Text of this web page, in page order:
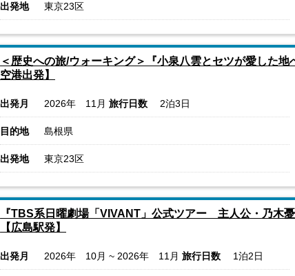
出発地 東京23区
＜歴史への旅/ウォーキング＞『小泉八雲とセツが愛した
空港出発】
出発月 2026年 11月 旅行日数 2泊3日
目的地 島根県
出発地 東京23区
『TBS系日曜劇場「VIVANT」公式ツアー 主人公・乃木
【広島駅発】
出発月 2026年 10月 ~ 2026年 11月 旅行日数 1泊2日